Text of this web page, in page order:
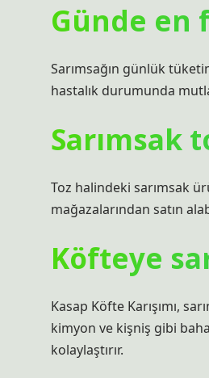
Günde en
Sarımsağın günlük
hastalık durumunda
Sarımsak
Toz halindeki sarımsak
mağazalarından satın
Köfteye
Kasap Köfte Karışımı,
kimyon ve kişniş gibi
kolaylaştırır.